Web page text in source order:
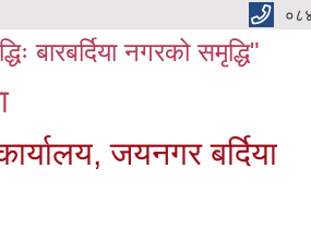
बारबर्दिया नगरको समृद्धि"
जयनगर बर्दिया